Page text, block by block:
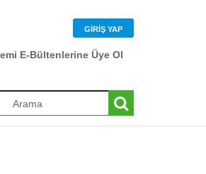
GIRIŞ YAP
E-Bültenlerine Üye Ol